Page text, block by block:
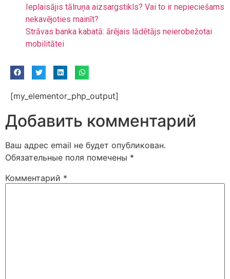
Ieplaisājis tālruņa aizsargstikls? Vai to ir nepieciešams
nekavējoties mainīt?
Strāvas banka kabatā: ārējais lādētājs neierobežotai
mobilitātei
[my_elementor_php_output]
Добавить комментарий
Ваш адрес email не будет опубликован.
Обязательные поля помечены *
Комментарий *